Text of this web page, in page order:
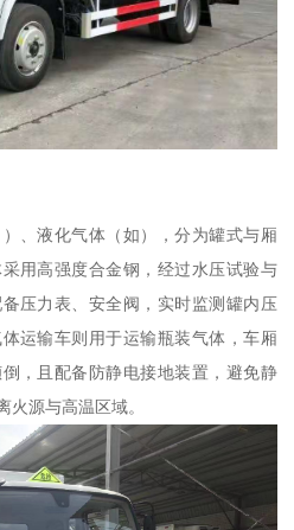
、液化气体（如），分为罐式与厢
用高强度合金钢，经过水压试验与
压力表、安全阀，实时监测罐内压
运输车则用于运输瓶装气体，车厢
，且配备防静电接地装置，避免静
火源与高温区域。​